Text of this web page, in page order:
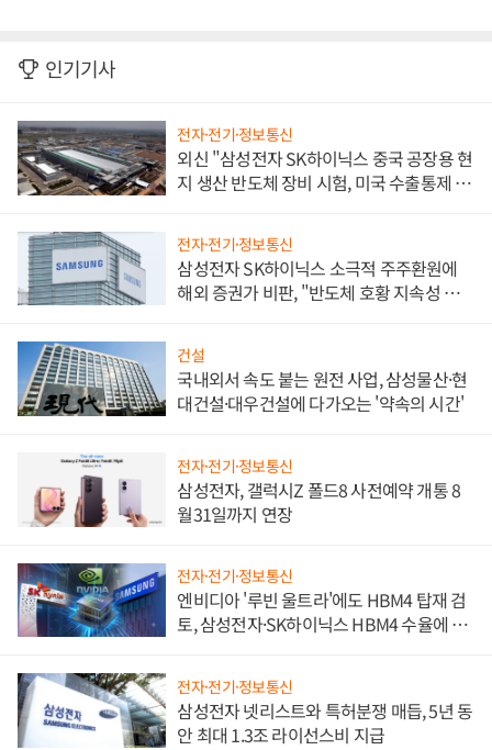
인기기사
전자·전기·정보통신
외신 "삼성전자 SK하이닉스 중국 공장용 현
지 생산 반도체 장비 시험, 미국 수출통제 대
전자·전기·정보통신
삼성전자 SK하이닉스 소극적 주주환원에
해외 증권가 비판, "반도체 호황 지속성 의
건설
국내외서 속도 붙는 원전 사업, 삼성물산·현
대건설·대우건설에 다가오는 '약속의 시간'
전자·전기·정보통신
삼성전자, 갤럭시Z 폴드8 사전예약 개통 8
월31일까지 연장
전자·전기·정보통신
엔비디아 '루빈 울트라'에도 HBM4 탑재 검
토, 삼성전자·SK하이닉스 HBM4 수율에 주
전자·전기·정보통신
삼성전자 넷리스트와 특허분쟁 매듭, 5년 동
안 최대 1.3조 라이선스비 지급